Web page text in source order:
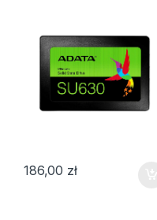
186,00 zł